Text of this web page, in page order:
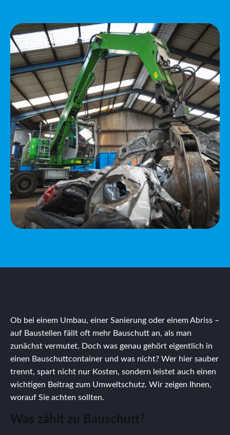
Ob bei einem Umbau, einer Sanierung oder einem Abriss –
auf Baustellen fällt oft mehr Bauschutt an, als man
zunächst vermutet. Doch was genau gehört eigentlich in
einen Bauschuttcontainer und was nicht? Wer hier sauber
trennt, spart nicht nur Kosten, sondern leistet auch einen
wichtigen Beitrag zum Umweltschutz. Wir zeigen Ihnen,
worauf Sie achten sollten.
Was zählt zu Bauschutt?